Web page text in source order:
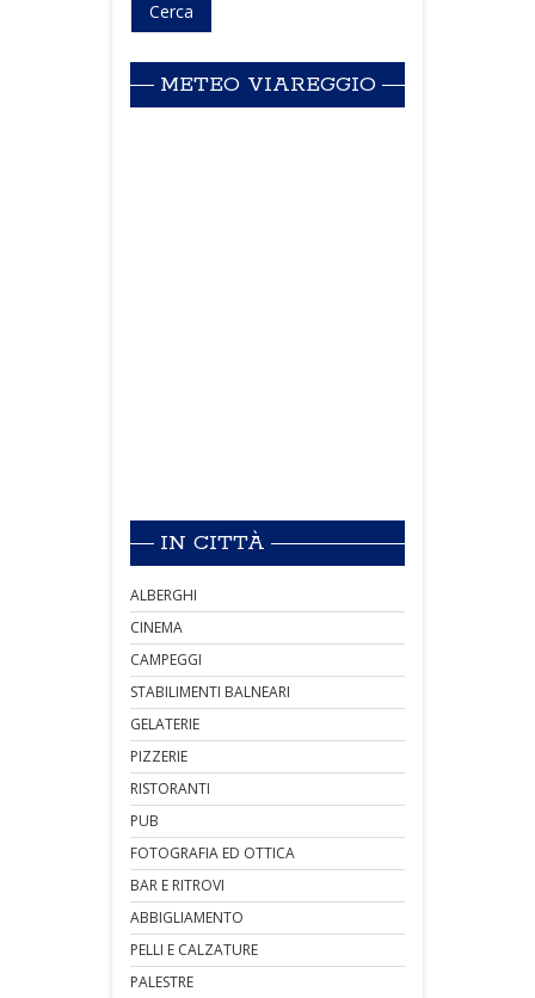
METEO VIAREGGIO
IN CITTÀ
ALBERGHI
CINEMA
CAMPEGGI
STABILIMENTI BALNEARI
GELATERIE
PIZZERIE
RISTORANTI
PUB
FOTOGRAFIA ED OTTICA
BAR E RITROVI
ABBIGLIAMENTO
PELLI E CALZATURE
PALESTRE